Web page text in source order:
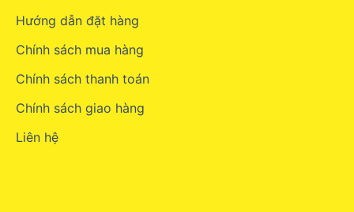
Hướng dẫn đặt hàng
Chính sách mua hàng
Chính sách thanh toán
Chính sách giao hàng
Liên hệ